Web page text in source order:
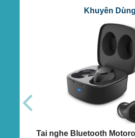
Khuyên Dùng
Tai nghe Bluetooth